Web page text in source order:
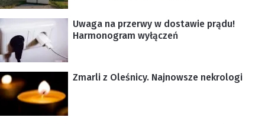
Uwaga na przerwy w dostawie prądu!
Harmonogram wyłączeń
Zmarli z Oleśnicy. Najnowsze nekrologi